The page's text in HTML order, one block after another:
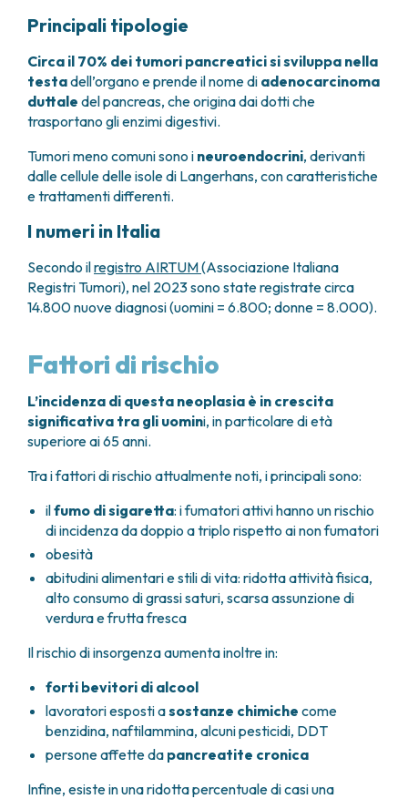
NEOPLASIE MIELODISPLASTICHE
NEOPLASIE MIELOPROLIFERATIVE CRONICHE
SARCOMI E TUMORI RARI
TUMORI OSSEI
LABORATORIO ANALISI
RADIODIAGNOSTICA
RADIOTERAPIA
CONSULENZE
DIETETICA E NUTRIZIONE CLINICA
GENETICA MEDICA
PSICOLOGIA
ALTRE CONSULENZE
RICERCA CLINICA
CLINICAL RESEARCH UNIT (CRU)
Principali tipologie
Circa il 70% dei tumori pancreatici si sviluppa nella
testadell’organo e prende il nome di adenocarcinoma
duttale del pancreas, che origina dai dotti che
trasportano gli enzimi digestivi.
Tumori meno comuni sono i neuroendocrini, derivanti
dalle cellule delle isole di Langerhans, con caratteristiche
e trattamenti differenti.
I numeri in Italia
Secondo ilregistro AIRTUM(Associazione Italiana
Registri Tumori), nel 2023 sono state registrate circa
14.800 nuove diagnosi (uomini = 6.800; donne = 8.000).
Fattori di rischio
L’incidenza di questa neoplasia è in crescita
significativa tra gli uomini, in particolare di età
superiore ai 65 anni.
Tra i fattori di rischio attualmente noti, i principali sono:
ilfumo di sigaretta: i fumatori attivi hanno un rischio
di incidenza da doppio a triplo rispetto ai non fumatori
obesità
abitudini alimentari e stili di vita: ridotta attività fisica,
alto consumo di grassi saturi, scarsa assunzione di
verdura e frutta fresca
Il rischio di insorgenza aumenta inoltre in:
forti bevitori di alcool
lavoratori esposti asostanze chimiche come
benzidina, naftilammina, alcuni pesticidi, DDT
persone affette da pancreatite cronica
Infine, esiste in una ridotta percentuale di casi una